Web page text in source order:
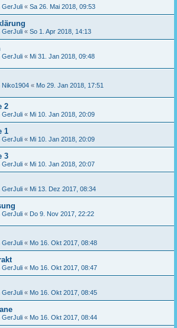
GerJuli « Sa 26. Mai 2018, 09:53
GerJuli « So 1. Apr 2018, 14:13
GerJuli « Mi 31. Jan 2018, 09:48
Niko1904 « Mo 29. Jan 2018, 17:51
2
GerJuli « Mi 10. Jan 2018, 20:09
1
GerJuli « Mi 10. Jan 2018, 20:09
3
GerJuli « Mi 10. Jan 2018, 20:07
GerJuli « Mi 13. Dez 2017, 08:34
GerJuli « Do 9. Nov 2017, 22:22
GerJuli « Mo 16. Okt 2017, 08:48
GerJuli « Mo 16. Okt 2017, 08:47
GerJuli « Mo 16. Okt 2017, 08:45
GerJuli « Mo 16. Okt 2017, 08:44